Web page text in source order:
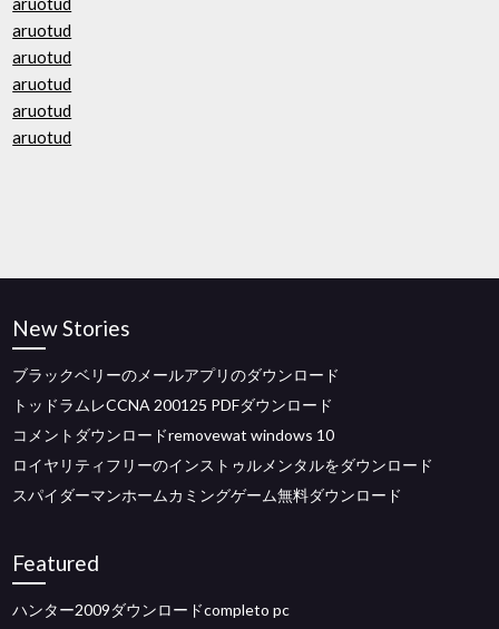
aruotud
aruotud
aruotud
aruotud
aruotud
New Stories
ブラックベリーのメールアプリのダウンロード
トッドラムレCCNA 200125 PDFダウンロード
コメントダウンロードremovewat windows 10
ロイヤリティフリーのインストゥルメンタルをダウンロード
スパイダーマンホームカミングゲーム無料ダウンロード
Featured
ハンター2009ダウンロードcompleto pc